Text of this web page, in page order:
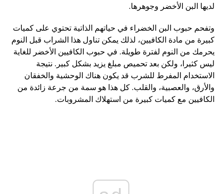
لديها البن الأخضر وجوهرها.
وتفحم حبوب البن الخضراء في حياتهم الذاتية تحتوي على كميات
كبيرة من مادة الكافيين، لذلك يمكن تناول هذا الشراب قبل النوم
يحرمك من النوم لفترة طويلة. في حبوب الكافيين الأخضر للغاية
ليس كثيرا، ولكن بعد تحميص مبلغ يزيد بشكل كبير. نتيجة
الاستخدام المفرط للشرب قد يكون هناك الوحشية والخفقان
والأرق، والعصبية، والقلب. كل هذا هو سمة من جرعة زائدة من
الكافيين مع كميات كبيرة من استهلاك المشروبات.